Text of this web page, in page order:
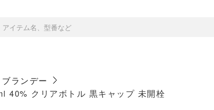
ブランデー
40% クリアボトル 黒キャップ 未開栓